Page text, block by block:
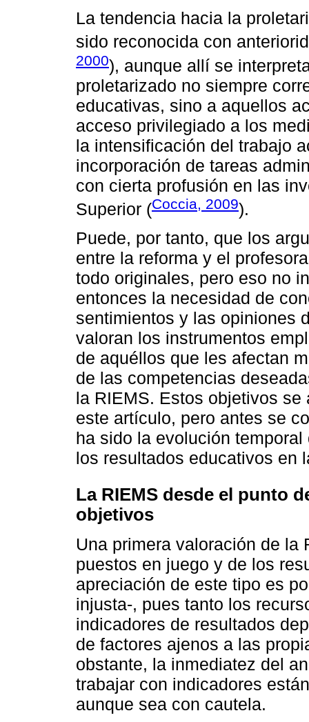
La tendencia hacia la
sido reconocida con
2000), aunque allí se
proletarizado no siempre
educativas, sino a aquellos
acceso privilegiado a los
la intensificación del trabajo
incorporación de tareas
con cierta profusión en las
Superior (Coccia, 2009).
Puede, por tanto, que los
entre la reforma y el
todo originales, pero eso no
entonces la necesidad de
sentimientos y las opiniones
valoran los instrumentos
de aquéllos que les afectan
de las competencias
la RIEMS. Estos objetivos
este artículo, pero antes se
ha sido la evolución
los resultados educativos en
La RIEMS desde el punto
objetivos
Una primera valoración de la
puestos en juego y de los
apreciación de este tipo es
injusta-, pues tanto los
indicadores de resultados
de factores ajenos a las
obstante, la inmediatez del
trabajar con indicadores
aunque sea con cautela.